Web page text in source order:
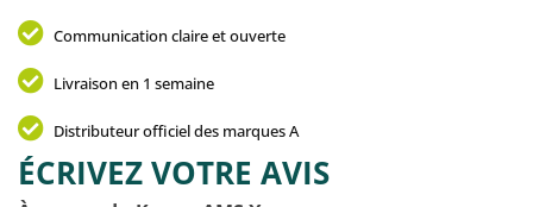
Communication claire et ouverte
Livraison en 1 semaine
Distributeur officiel des marques A
ÉCRIVEZ VOTRE AVIS